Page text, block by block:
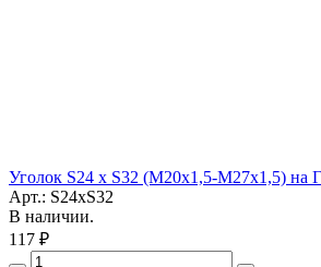
Уголок S24 х S32 (М20х1,5-М27х1,5) на
Арт.: S24xS32
В наличии.
117 ₽